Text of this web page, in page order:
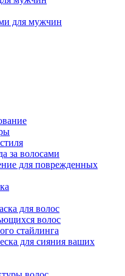
для мужчин
за волосами
для поврежденных
для волос
волос
стайлинга
для сияния ваших